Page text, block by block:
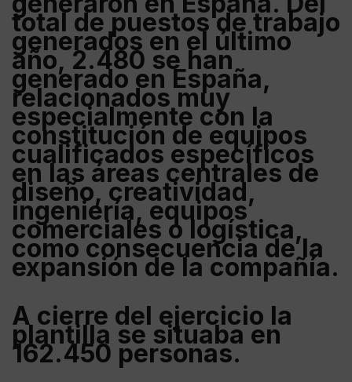
total de puestos de trabajo
generados en el último
año,2.480 se han
generado en España,
relacionados muy
especialmente con la
constitución de equipos
cualificados específicos
en las áreas centrales de
diseño, creatividad,
ingeniería, equipos
comerciales o logística,
como consecuencia de la
expansión de la compañía.
A cierre del ejercicio la
plantilla se situaba en
162.450 personas.